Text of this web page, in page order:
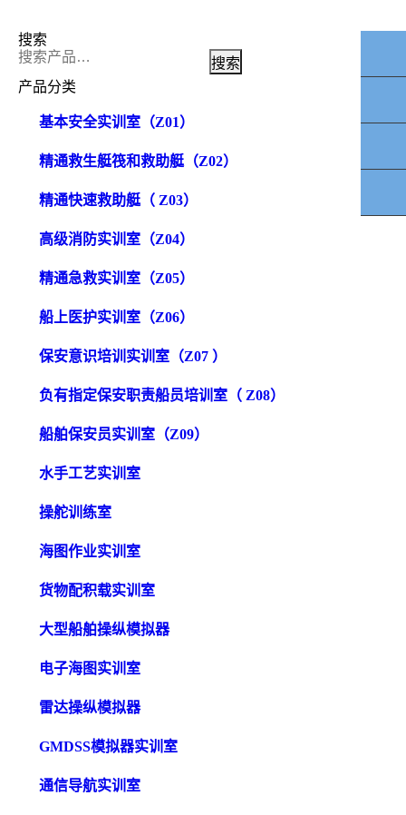
搜索
搜索
产品分类
基本安全实训室（Z01）
精通救生艇筏和救助艇（Z02）
精通快速救助艇（ Z03）
高级消防实训室（Z04）
精通急救实训室（Z05）
船上医护实训室（Z06）
保安意识培训实训室（Z07 ）
负有指定保安职责船员培训室（ Z08）
船舶保安员实训室（Z09）
水手工艺实训室
操舵训练室
海图作业实训室
货物配积载实训室
大型船舶操纵模拟器
电子海图实训室
雷达操纵模拟器
GMDSS模拟器实训室
通信导航实训室